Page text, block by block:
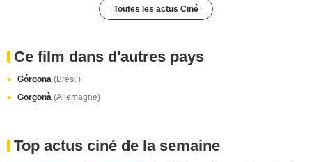
Toutes les actus Ciné
Ce film dans d'autres pays
Górgona (Brésil)
Gorgonà (Allemagne)
Top actus ciné de la semaine